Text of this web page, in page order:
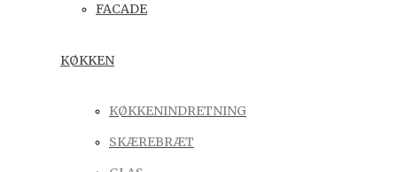
FACADE
KØKKEN
KØKKENINDRETNING
SKÆREBRÆT